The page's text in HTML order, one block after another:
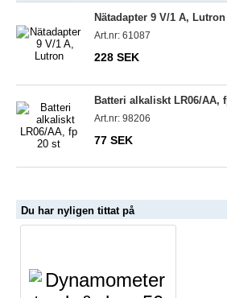
Nätadapter 9 V/1 A, Lutron
Art.nr: 61087
228 SEK
Batteri alkaliskt LR06/AA,
Art.nr: 98206
77 SEK
Du har nyligen tittat på